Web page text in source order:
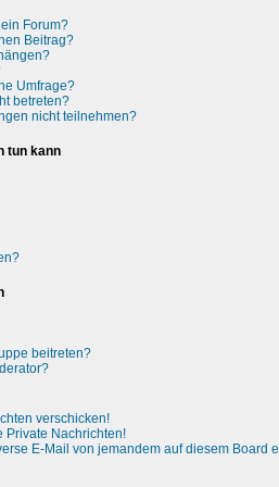
Forum?
Beitrag?
Umfrage?
betreten?
nicht teilnehmen?
tun kann
beitreten?
verschicken!
Private Nachrichten!
E-Mail von jemandem auf diesem Board